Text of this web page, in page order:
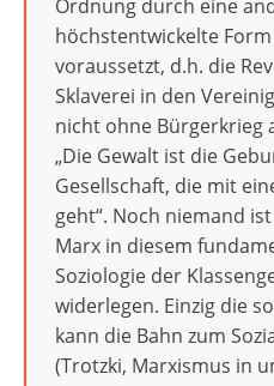
Ordnung durch eine
höchstentwickelte
voraussetzt, d.h. die
Sklaverei in den
nicht ohne Bürgerkrieg
„Die Gewalt ist die
Gesellschaft, die mit
geht“. Noch niemand
Marx in diesem
Soziologie der
widerlegen. Einzig die
kann die Bahn zum
(Trotzki, Marxismus in